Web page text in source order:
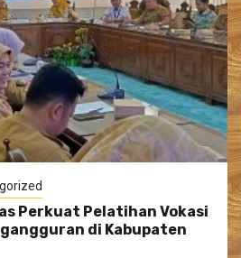
Perkuat Pelatihan Vokasi
di Kabupaten